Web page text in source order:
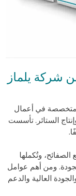
شركة يلماز
متخصصة في أعمال
الستائر. تأسست
وتُكملها
ومن أهم عوامل
العالية والدعم